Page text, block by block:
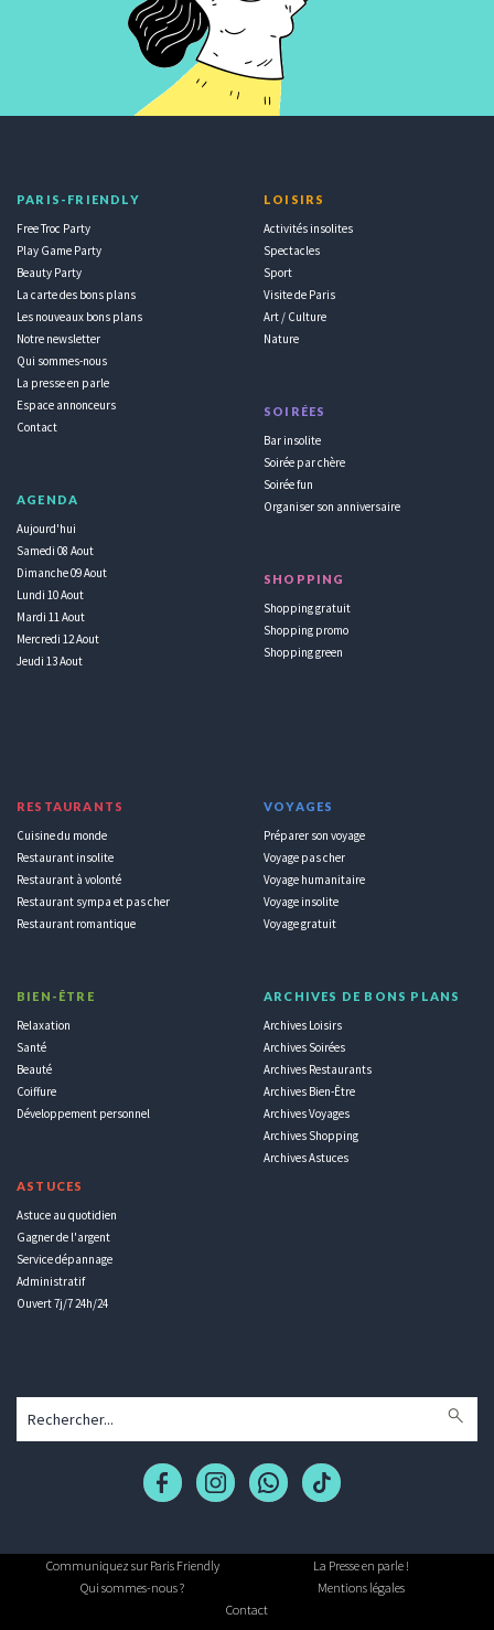
PARIS-FRIENDLY
Free Troc Party
Play Game Party
Beauty Party
La carte des bons plans
Les nouveaux bons plans
Notre newsletter
Qui sommes-nous
La presse en parle
Espace annonceurs
Contact
AGENDA
Aujourd'hui
Samedi 08 Aout
Dimanche 09 Aout
Lundi 10 Aout
Mardi 11 Aout
Mercredi 12 Aout
Jeudi 13 Aout
LOISIRS
Activités insolites
Spectacles
Sport
Visite de Paris
Art / Culture
Nature
SOIRÉES
Bar insolite
Soirée par chère
Soirée fun
Organiser son anniversaire
SHOPPING
Shopping gratuit
Shopping promo
Shopping green
RESTAURANTS
Cuisine du monde
Restaurant insolite
Restaurant à volonté
Restaurant sympa et pas cher
Restaurant romantique
BIEN-ÊTRE
Relaxation
Santé
Beauté
Coiffure
Développement personnel
ASTUCES
Astuce au quotidien
Gagner de l'argent
Service dépannage
Administratif
Ouvert 7j/7 24h/24
VOYAGES
Préparer son voyage
Voyage pas cher
Voyage humanitaire
Voyage insolite
Voyage gratuit
ARCHIVES DE BONS PLANS
Archives Loisirs
Archives Soirées
Archives Restaurants
Archives Bien-Être
Archives Voyages
Archives Shopping
Archives Astuces
Communiquez sur Paris Friendly
La Presse en parle !
Qui sommes-nous ?
Mentions légales
Contact